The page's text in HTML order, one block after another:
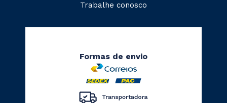
Trabalhe conosco
Formas de envio